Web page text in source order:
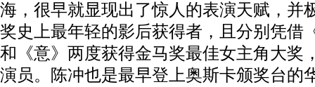
海，很早就显现出了惊人的表演天赋，并
奖史上最年轻的影后获得者，且分别凭借
和《意》两度获得金马奖最佳女主角大奖
演员。陈冲也是最早登上奥斯卡颁奖台的